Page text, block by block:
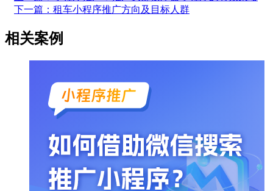
下一篇：租车小程序推广方向及目标人群
相关案例